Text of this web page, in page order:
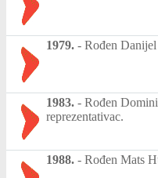
1979. - Rođen
1983. - Rođen
reprezentativac.
1988. - Rođen Mats